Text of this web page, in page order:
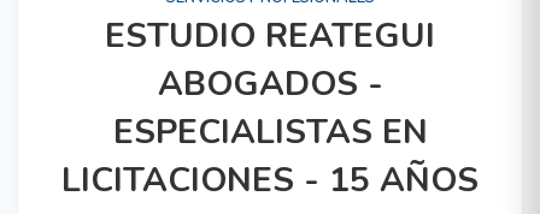
ESTUDIO REATEGUI
ABOGADOS -
ESPECIALISTAS EN
LICITACIONES - 15 AÑOS